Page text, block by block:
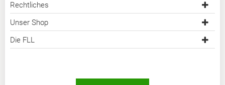
Rechtliches
Unser Shop
Die FLL